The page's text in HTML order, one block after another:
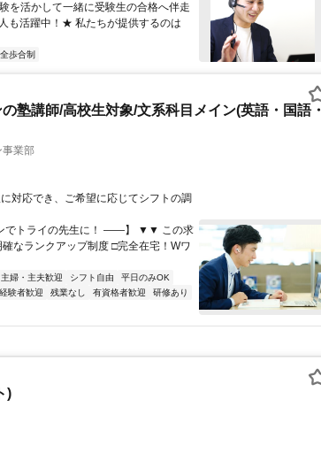
活かして一緒に受験生の合格へ伴走
も活躍中！★ 私たちが提供するのは
歩合制
塾講師/高校生対象/文系科目メイン(英語・国語・
業部
対応でき、ご希望に応じてシフトの調
でトライの先生に！ ――】 ▼▼ この求
なランクアップ制度 □完全在宅！Wワ
主婦・主夫歓迎 シフト自由
平日のみOK
経験者歓迎 残業なし 有資格者歓迎
研修あり
)